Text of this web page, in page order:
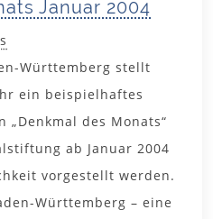
Januar 2004
Württemberg stellt
ein beispielhaftes
„Denkmal des Monats“
ab Januar 2004
vorgestellt werden.
Württemberg – eine